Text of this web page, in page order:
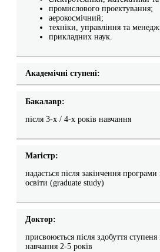
промислового проектування;
аерокосмічний;
техніки, управління та
прикладних наук.
Академічні ступені:
Бакалавр:
після 3-х / 4-х років навчання
Магістр:
надається після закінчення
освіти (graduate study)
Доктор:
присвоюється після здобуття ступеня
навчання 2-5 років